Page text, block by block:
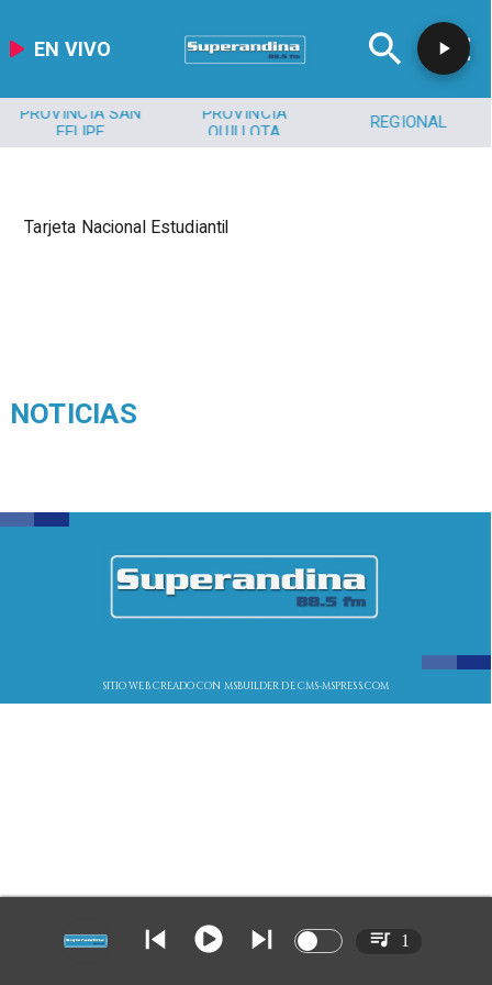
EN VIVO
PROVINCIA SAN
FELIPE
PROVINCIA
QUILLOTA
REGIONAL
Tarjeta Nacional Estudiantil
NOTICIAS
SITIO WEB CREADO CON MSBUILDER DE CMS-MSPRESS.COM
1